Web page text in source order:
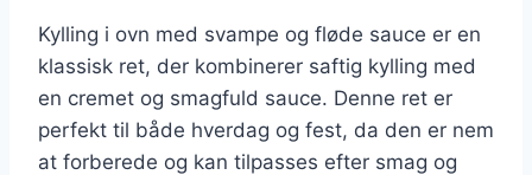
Kylling i ovn med svampe og fløde sauce er en
klassisk ret, der kombinerer saftig kylling med
en cremet og smagfuld sauce. Denne ret er
perfekt til både hverdag og fest, da den er nem
at forberede og kan tilpasses efter smag og